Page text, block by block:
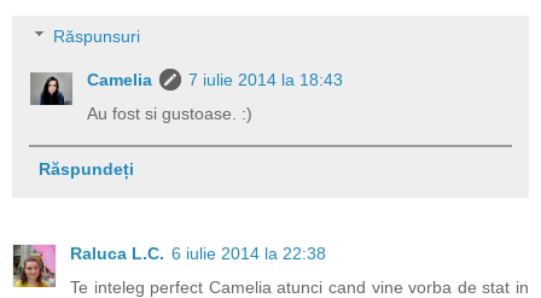
Răspunsuri
Camelia
7 iulie 2014 la 18:43
Au fost si gustoase. :)
Răspundeți
Raluca L.C. 6 iulie 2014 la 22:38
Te inteleg perfect Camelia atunci cand vine vorba de stat in